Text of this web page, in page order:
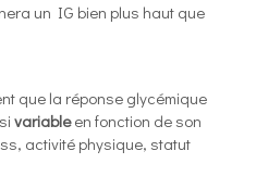
un IG bien plus haut que
que la réponse glycémique
variableen fonction de son
activité physique, statut